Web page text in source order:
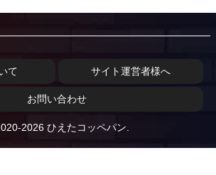
て サイト運営者様へ
お問い合わせ
2026 ひえたコッペパン.